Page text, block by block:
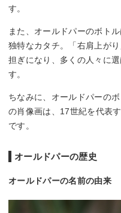
す。
また、オールドパーのボト
独特なカタチ。「右肩上が
担ぎになり、多くの人々に
す。
ちなみに、オールドパーの
の肖像画は、17世紀を代表
です。
オールドパーの歴史
オールドパーの名前の由来